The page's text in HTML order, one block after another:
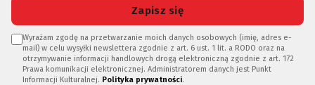
Zapisz się
Wyrażam zgodę na przetwarzanie moich danych osobowych (imię, adres e-
mail) w celu wysyłki newslettera zgodnie z art. 6 ust. 1 lit. a RODO oraz na
otrzymywanie informacji handlowych drogą elektroniczną zgodnie z art. 172
Prawa komunikacji elektronicznej. Administratorem danych jest Punkt
Informacji Kulturalnej. Polityka prywatności.